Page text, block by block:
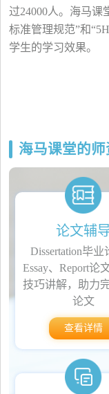
过24000人。海马课
标准管理规范”和
学生的学习效果。
海马课堂的
论文辅
Dissertation毕业
Essay、Report论
技巧讲解，助力
论文
查看详情